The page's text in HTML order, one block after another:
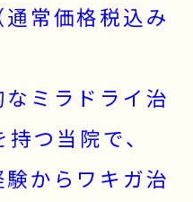
常価格税込み
ミラドライ治
つ当院で、
からワキガ治